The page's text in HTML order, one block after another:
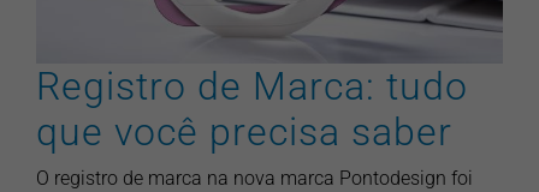
Registro de Marca: tudo
que você precisa saber
O registro de marca na nova marca Pontodesign foi